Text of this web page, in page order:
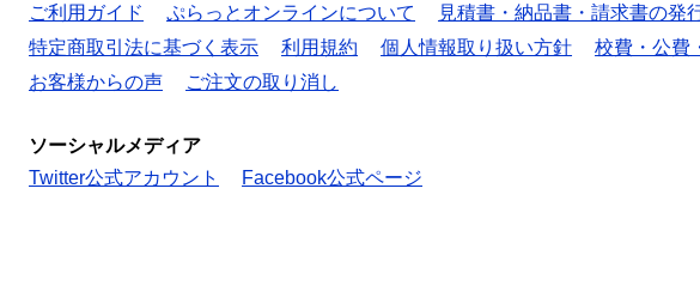
ご利用ガイド
ぷらっとオンラインについて 見積書・納品書・請求書の発
特定商取引法に基づく表示
利用規約 個人情報取り扱い方針 校費・公費
お客様からの声
ご注文の取り消し
ソーシャルメディア
Twitter公式アカウント
Facebook公式ページ